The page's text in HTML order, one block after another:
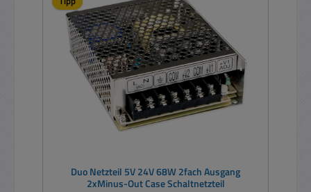
Duo Netzteil 5V 24V 68W 2fach Ausgang
2xMinus-Out Case Schaltnetzteil